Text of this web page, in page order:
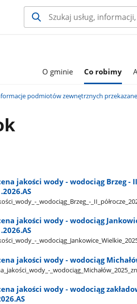
O gminie Co robimy
podmiotów zewnętrznych
jakości wody - wodociąg Brzeg -
​_wodociąg​_Brzeg​_-​
jakości wody - wodociąg
jakości wody - wodociąg
jakości wody - wodociąg